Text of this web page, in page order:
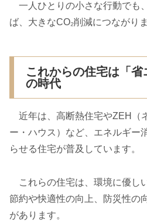
一人ひとりの小さな行動でも
ば、大きなCO₂削減につながりま
これからの住宅は「
の時代
近年は、高断熱住宅やZEH（
ー・ハウス）など、エネルギー
らせる住宅が普及しています。
これらの住宅は、環境に優し
節約や快適性の向上、防災性の
があります。